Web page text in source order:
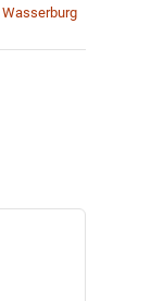
Wasserburg